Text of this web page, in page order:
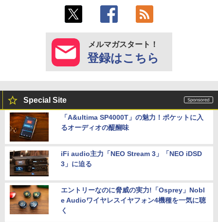
メルマガスタート！
登録はこちら
Special Site
「A&ultima SP4000T」の魅力！ポケットに入
るオーディオの醍醐味
iFi audio主力「NEO Stream 3」「NEO iDSD
3」に迫る
エントリーなのに脅威の実力!「Osprey」Nobl
e Audioワイヤレスイヤフォン4機種を一気に聴
く